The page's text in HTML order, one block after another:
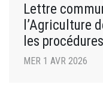
Lettre
l’Agriculture
les
MER 1 AVR 2026